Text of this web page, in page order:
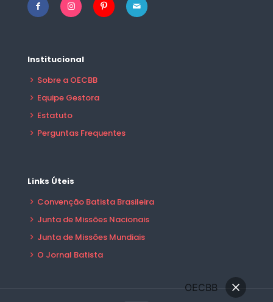
Institucional
Sobre a OECBB
Equipe Gestora
Estatuto
Perguntas Frequentes
Links Úteis
Convenção Batista Brasileira
Junta de Missões Nacionais
Junta de Missões Mundiais
O Jornal Batista
OECBB